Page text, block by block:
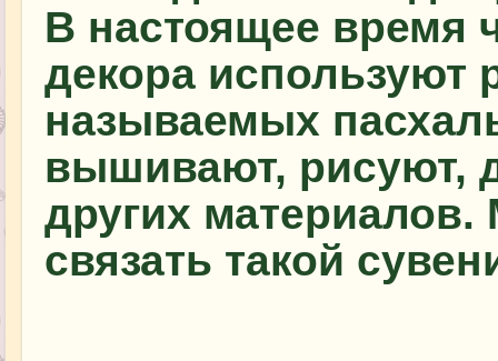
В настоящее время
декора используют
называемых
вышивают, рисуют,
других
связать такой